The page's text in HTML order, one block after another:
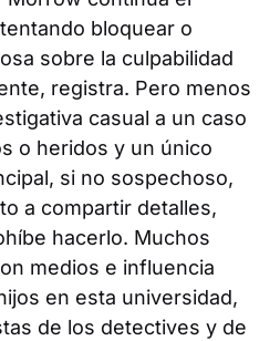
bloquear o
sobre la culpabilidad
registra. Pero menos
casual a un caso
o heridos y un único
si no sospechoso,
a compartir detalles,
hacerlo. Muchos
medios e influencia
en esta universidad,
de los detectives y de